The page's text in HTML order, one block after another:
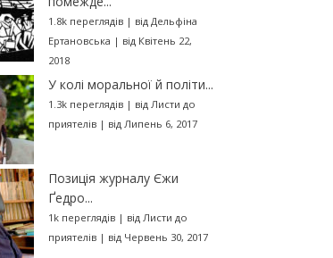
1.8k переглядів| від Дельфіна
Ертановська | від Квітень 22,
2018
У колі моральної й політи...
1.3k переглядів| від Листи до
приятелів| від Липень 6, 2017
Позиція журналу Єжи
Ґедро...
1k переглядів| від Листи до
приятелів| від Червень 30, 2017